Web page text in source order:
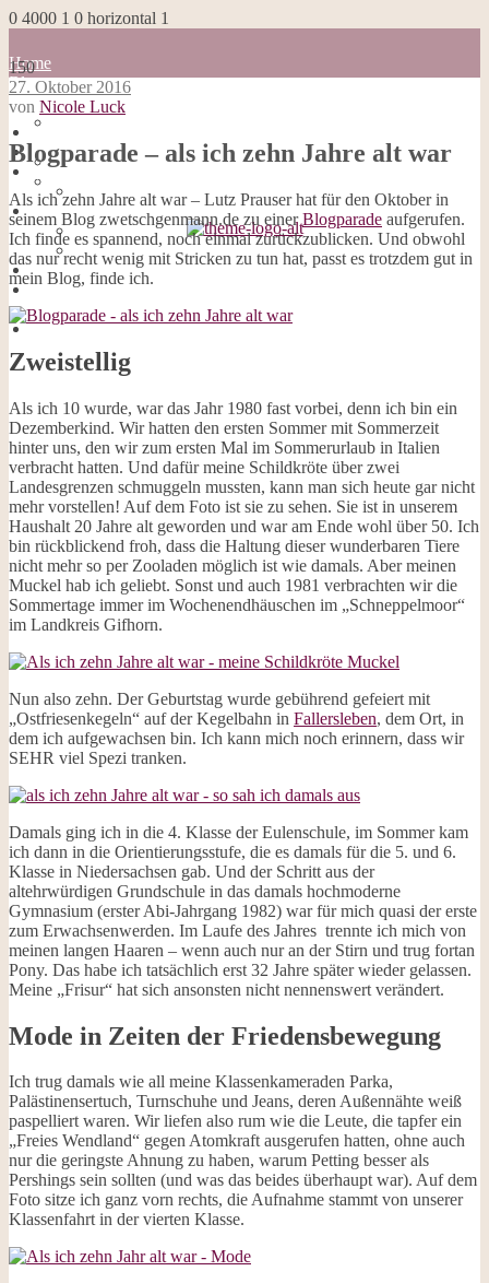
0 4000 1 0 horizontal 1
Home
Blog
about me
Impressum
Datenschutzerklärung
Galerie
Opal-Abos
Strickblogs
Hörbücher
150
Home
Blog
about me
100 Dinge
Impressum
Datenschutzerklärung
Cookies
Galerie
Opal-Abos
Strickblogs
Hörbücher
27. Oktober 2016
von Nicole Luck
Blogparade – als ich zehn Jahre alt war
Als ich zehn Jahre alt war – Lutz Prauser hat für den Oktober in
seinem Blog zwetschgenmann.de zu einerBlogparade aufgerufen.
Ich finde es spannend, noch einmal zurückzublicken. Und obwohl
das nur recht wenig mit Stricken zu tun hat, passt es trotzdem gut in
mein Blog, finde ich.
Zweistellig
Als ich 10 wurde, war das Jahr 1980 fast vorbei, denn ich bin ein
Dezemberkind. Wir hatten den ersten Sommer mit Sommerzeit
hinter uns, den wir zum ersten Mal im Sommerurlaub in Italien
verbracht hatten. Und dafür meine Schildkröte über zwei
Landesgrenzen schmuggeln mussten, kann man sich heute gar nicht
mehr vorstellen! Auf dem Foto ist sie zu sehen. Sie ist in unserem
Haushalt 20 Jahre alt geworden und war am Ende wohl über 50. Ich
bin rückblickend froh, dass die Haltung dieser wunderbaren Tiere
nicht mehr so per Zooladen möglich ist wie damals. Aber meinen
Muckel hab ich geliebt. Sonst und auch 1981 verbrachten wir die
Sommertage immer im Wochenendhäuschen im „Schneppelmoor“
im Landkreis Gifhorn.
Nun also zehn. Der Geburtstag wurde gebührend gefeiert mit
„Ostfriesenkegeln“ auf der Kegelbahn in Fallersleben, dem Ort, in
dem ich aufgewachsen bin. Ich kann mich noch erinnern, dass wir
SEHR viel Spezi tranken.
Damals ging ich in die 4. Klasse der Eulenschule, im Sommer kam
ich dann in die Orientierungsstufe, die es damals für die 5. und 6.
Klasse in Niedersachsen gab. Und der Schritt aus der
altehrwürdigen Grundschule in das damals hochmoderne
Gymnasium (erster Abi-Jahrgang 1982) war für mich quasi der erste
zum Erwachsenwerden. Im Laufe des Jahres trennte ich mich von
meinen langen Haaren – wenn auch nur an der Stirn und trug fortan
Pony. Das habe ich tatsächlich erst 32 Jahre später wieder gelassen.
Meine „Frisur“ hat sich ansonsten nicht nennenswert verändert.
Mode in Zeiten der Friedensbewegung
Ich trug damals wie all meine Klassenkameraden Parka,
Palästinensertuch, Turnschuhe und Jeans, deren Außennähte weiß
paspelliert waren. Wir liefen also rum wie die Leute, die tapfer ein
„Freies Wendland“ gegen Atomkraft ausgerufen hatten, ohne auch
nur die geringste Ahnung zu haben, warum Petting besser als
Pershings sein sollten (und was das beides überhaupt war). Auf dem
Foto sitze ich ganz vorn rechts, die Aufnahme stammt von unserer
Klassenfahrt in der vierten Klasse.